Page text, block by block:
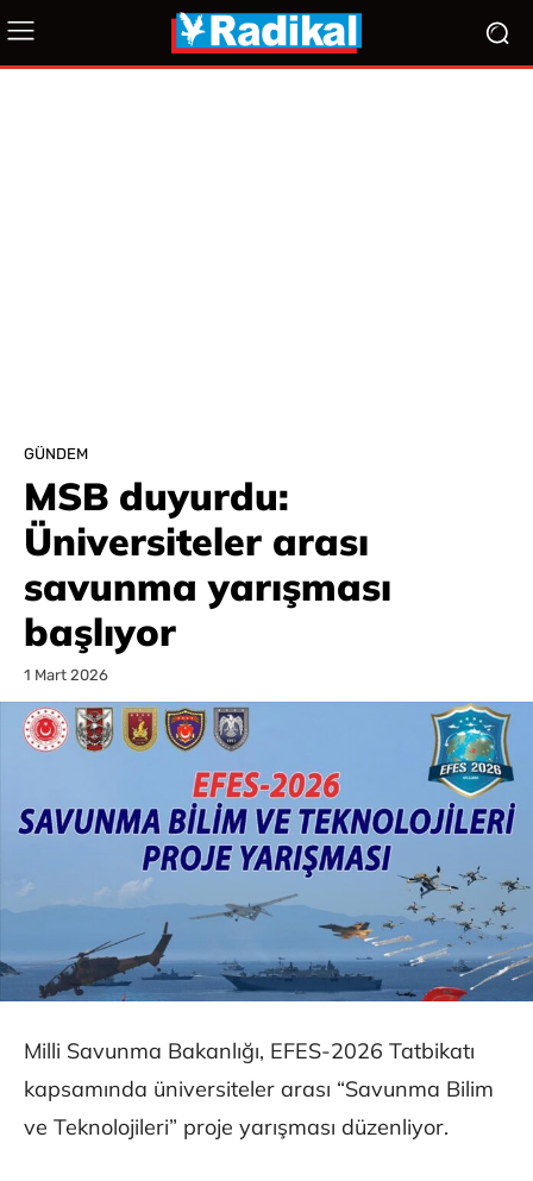
GÜNDEM
MSB duyurdu:
Üniversiteler arası
savunma yarışması
başlıyor
1 Mart 2026
Milli Savunma Bakanlığı, EFES-2026 Tatbikatı
kapsamında üniversiteler arası “Savunma Bilim
ve Teknolojileri” proje yarışması düzenliyor.